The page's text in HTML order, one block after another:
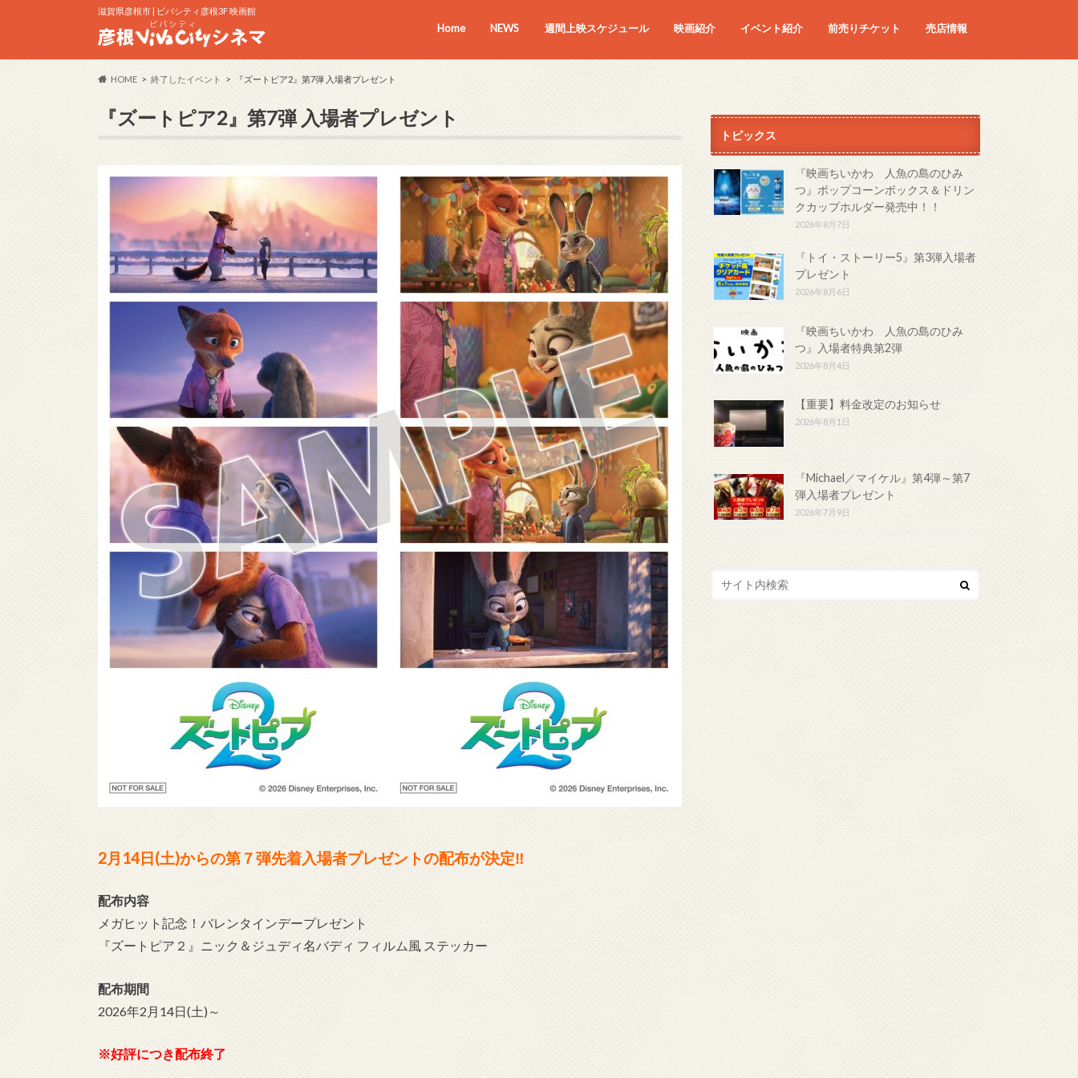
滋賀県彦根市 | ビバシティ彦根3F 映画館
Home NEWS 週間上映スケジュール 映画紹介 イベント紹介 前売りチケット 売店情報
HOME 終了したイベント 『ズートピア2』第7弾 入場者プレゼント
『ズートピア2』第7弾 入場者プレゼント
2月14日(土)からの第７弾先着入場者プレゼントの配布が決定‼
配布内容
メガヒット記念！バレンタインデープレゼント
『ズートピア２』ニック＆ジュディ名バディ フィルム風 ステッカー
配布期間
2026年2月14日(土)～
※好評につき配布終了
トピックス
『映画ちいかわ 人魚の島のひみ
つ』ポップコーンボックス＆ドリン
クカップホルダー発売中！！
2026年8月7日
『トイ・ストーリー5』第3弾入場者
プレゼント
2026年8月6日
『映画ちいかわ 人魚の島のひみ
つ』入場者特典第2弾
2026年8月4日
【重要】料金改定のお知らせ
2026年8月1日
『Michael／マイケル』第4弾～第7
弾入場者プレゼント
2026年7月9日